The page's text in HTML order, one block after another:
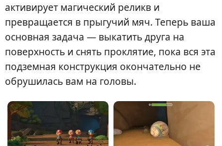
активирует магический реликв и
превращается в прыгучий мяч. Теперь ваша
основная задача — выкатить друга на
поверхность и снять проклятие, пока вся эта
подземная конструкция окончательно не
обрушилась вам на головы.